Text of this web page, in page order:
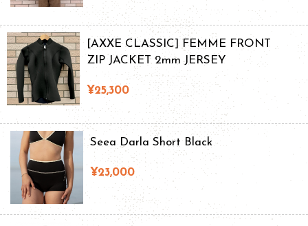
[AXXE CLASSIC] FEMME FRONT
ZIP JACKET 2mm JERSEY
¥25,300
Seea Darla Short Black
¥23,000